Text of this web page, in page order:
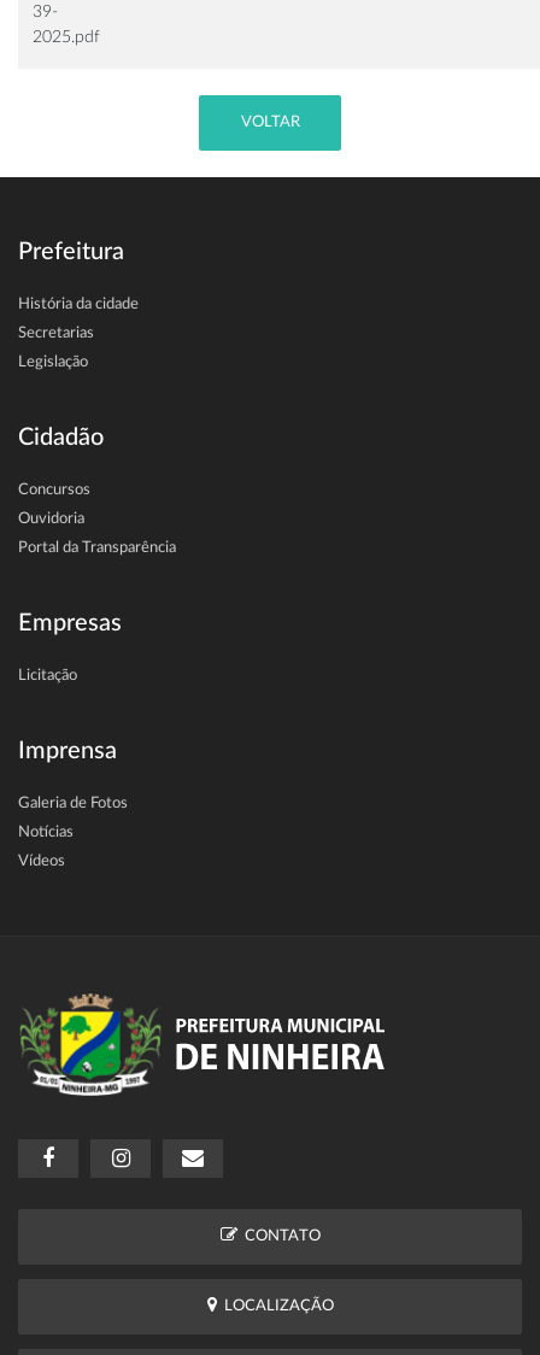
39-
2025.pdf
VOLTAR
Prefeitura
História da cidade
Secretarias
Legislação
Cidadão
Concursos
Ouvidoria
Portal da Transparência
Empresas
Licitação
Imprensa
Galeria de Fotos
Notícias
Vídeos
CONTATO
LOCALIZAÇÃO